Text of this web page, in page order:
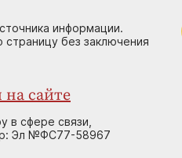
информации.
страницу без заключения
на сайте
в сфере связи,
Эл №ФС77-58967